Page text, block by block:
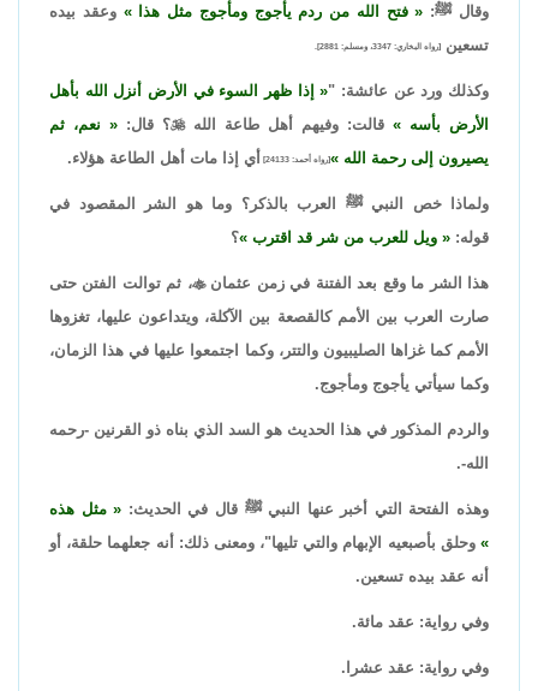
وقال ﷺ: فتح الله من ردم يأجوج ومأجوج مثل هذا
وعقد بيده
تسعين [رواه البخاري: 3347، ومسلم: 2881].
وكذلك ورد عن عائشة: "
إذا ظهر السوء في الأرض أنزل الله بأهل
الأرض بأسه
قالت: وفيهم أهل طاعة الله؟ قال:
نعم، ثم
يصيرون إلى رحمة الله
[رواه أحمد: 24133] أي إذا مات أهل الطاعة هؤلاء.
ولماذا خص النبي ﷺ العرب بالذكر؟ وما هو الشر المقصود في
قوله:
ويل للعرب من شر قد اقترب ؟
هذا الشر ما وقع بعد الفتنة في زمن عثمان، ثم توالت الفتن حتى
صارت العرب بين الأمم كالقصعة بين الآكلة، ويتداعون عليها، تغزوها
الأمم كما غزاها الصليبيون والتتر، وكما اجتمعوا عليها في هذا الزمان،
وكما سيأتي يأجوج ومأجوج.
والردم المذكور في هذا الحديث هو السد الذي بناه ذو القرنين -رحمه
الله-.
وهذه الفتحة التي أخبر عنها النبي ﷺ قال في الحديث:
مثل هذه
وحلق بأصبعيه الإبهام والتي تليها"، ومعنى ذلك: أنه جعلهما حلقة، أو
أنه عقد بيده تسعين.
وفي رواية: عقد مائة.
وفي رواية: عقد عشرا.